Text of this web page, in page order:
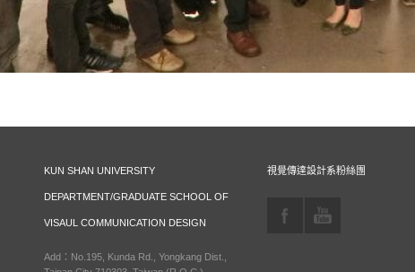
KUN SHAN UNIVERSITY
DEPARTMENT/GRADUATE SCHOOL OF
VISAUL COMMUNICATION DESIGN
Add：No.195, Kunda Rd., Yongkang Dist.,
視覺傳達設計系粉絲團